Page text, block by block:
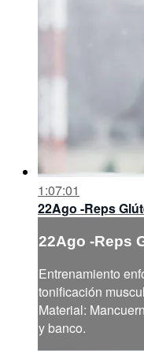
1:07:01
22Ago -Reps
22Ago -Reps
Entrenamiento
tonificación
Material:
y banco.